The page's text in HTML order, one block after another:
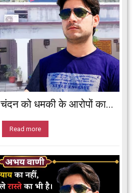
चंदन को धमकी के आरोपों का...
Read more